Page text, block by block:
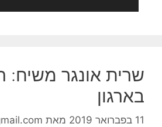
שרית אונגר משיח:
בארגון
11 בפברואר 2019 מאת